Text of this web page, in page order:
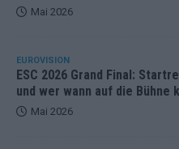
Mai 2026
EUROVISION
ESC 2026 Grand Final:
und wer wann auf die Bühne
Mai 2026